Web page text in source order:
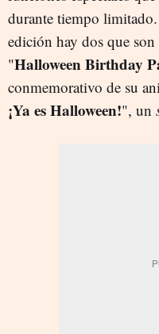
durante tiempo
edición hay dos que
"Halloween Birthday
conmemorativo de su
¡Ya es Halloween!", un